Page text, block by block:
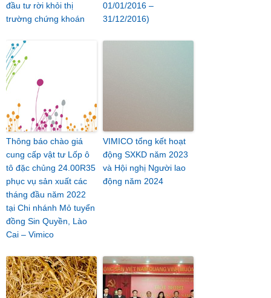
đầu tư rời khỏi thị
trường chứng khoán
01/01/2016 –
31/12/2016)
Thông báo chào giá
cung cấp vật tư Lốp ô
tô đặc chủng 24.00R35
phục vụ sản xuất các
tháng đầu năm 2022
tại Chi nhánh Mỏ tuyển
đồng Sin Quyền, Lào
Cai – Vimico
VIMICO tổng kết hoạt
động SXKD năm 2023
và Hội nghị Người lao
động năm 2024